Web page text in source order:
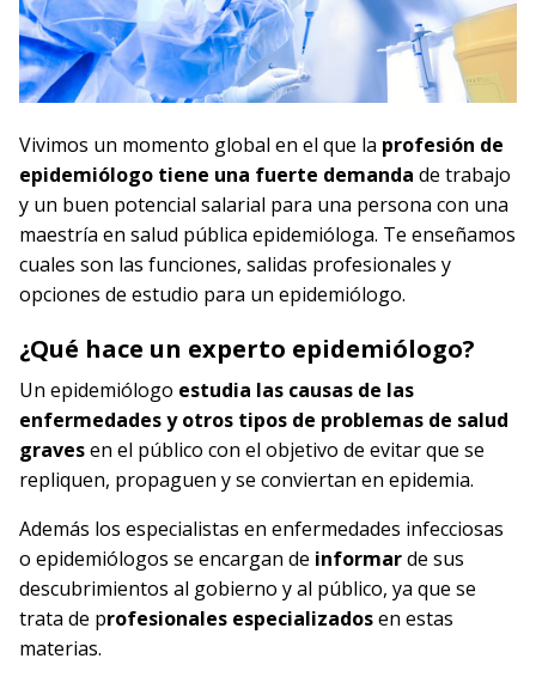
Vivimos un momento global en el que la profesión de
epidemiólogo tiene una fuerte demanda de trabajo
y un buen potencial salarial para una persona con una
maestría en salud pública epidemióloga. Te enseñamos
cuales son las funciones, salidas profesionales y
opciones de estudio para un epidemiólogo.
¿Qué hace un experto epidemiólogo?
Un epidemiólogo estudia las causas de las
enfermedades y otros tipos de problemas de salud
gravesen el público con el objetivo de evitar que se
repliquen, propaguen y se conviertan en epidemia.
Además los especialistas en enfermedades infecciosas
o epidemiólogos se encargan de informarde sus
descubrimientos al gobierno y al público, ya que se
trata de profesionales especializadosen estas
materias.